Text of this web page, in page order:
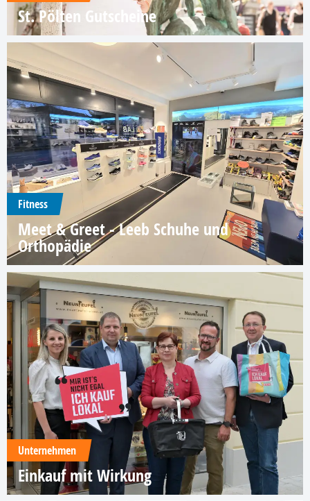
St. Pölten Gutscheine
Fitness
Meet & Greet - Leeb Schuhe und
Orthopädie
Unternehmen
Einkauf mit Wirkung